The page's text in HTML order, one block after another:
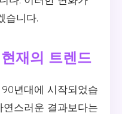
습니다.
재의 트렌드
년대에 시작되었습
스러운 결과보다는